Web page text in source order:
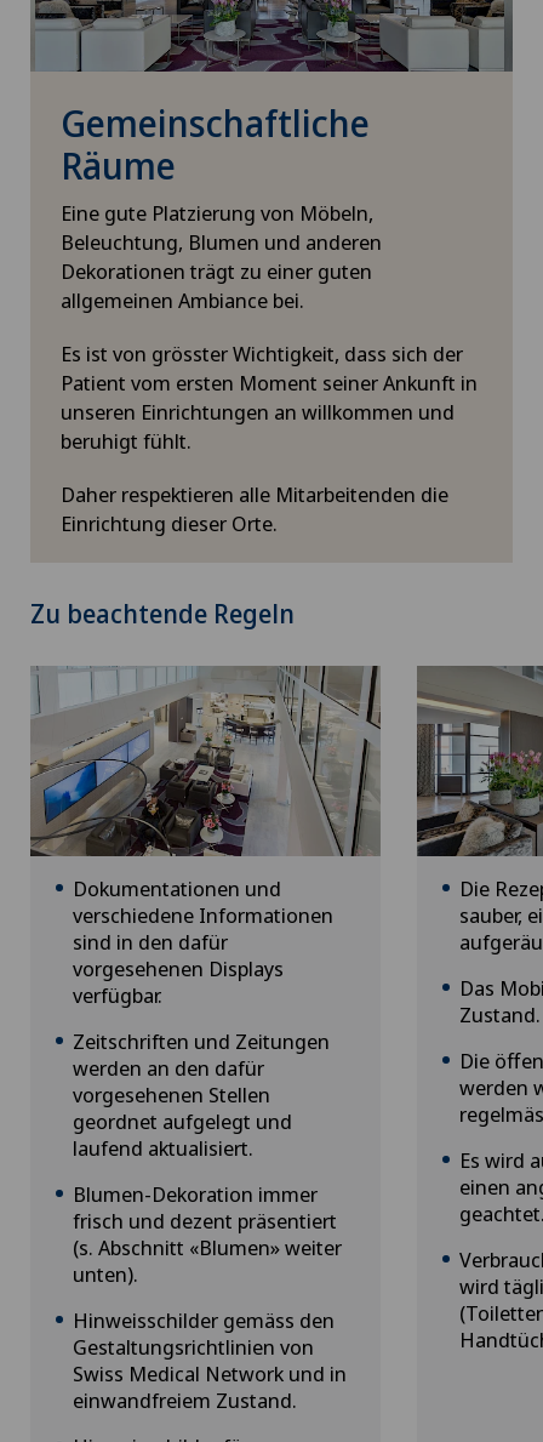
Gemeinschaftliche
Räume
Eine gute Platzierung von Möbeln,
Beleuchtung, Blumen und anderen
Dekorationen trägt zu einer guten
allgemeinen Ambiance bei.
Es ist von grösster Wichtigkeit, dass sich der
Patient vom ersten Moment seiner Ankunft in
unseren Einrichtungen an willkommen und
beruhigt fühlt.
Daher respektieren alle Mitarbeitenden die
Einrichtung dieser Orte.
Zu beachtende Regeln
Dokumentationen und
verschiedene Informationen
sind in den dafür
vorgesehenen Displays
verfügbar.
Zeitschriften und Zeitungen
werden an den dafür
vorgesehenen Stellen
geordnet aufgelegt und
laufend aktualisiert.
Blumen-Dekoration immer
frisch und dezent präsentiert
(s. Abschnitt «Blumen» weiter
unten).
Hinweisschilder gemäss den
Gestaltungsrichtlinien von
Swiss Medical Network und in
einwandfreiem Zustand.
Die
sauber,
Das
Zustand.
Die
werden
Es wird
einen
wird